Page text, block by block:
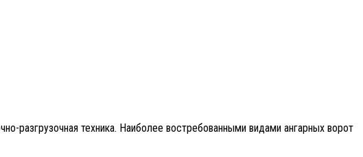
разгрузочная техника. Наиболее востребованными видами ангарных ворот